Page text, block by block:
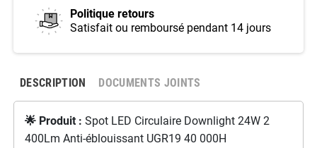
Politique retours
Satisfait ou remboursé pendant 14 jours
DESCRIPTION DOCUMENTS JOINTS
🌟 Produit : Spot LED Circulaire Downlight 24W 2
400Lm Anti-éblouissant UGR19 40 000H